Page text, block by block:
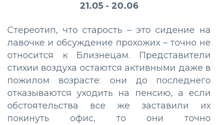
21.05 - 20.06
Стереотип, что старость – это сидение на
лавочке и обсуждение прохожих – точно не
относится к Близнецам. Представители
стихии воздуха остаются активными даже в
пожилом возрасте: они до последнего
отказываются уходить на пенсию, а если
обстоятельства все же заставили их
покинуть офис, то они точно